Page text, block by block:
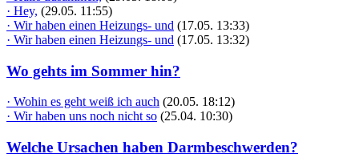
· Hey, (29.05. 11:55)
· Wir haben einen Heizungs- und (17.05. 13:33)
· Wir haben einen Heizungs- und (17.05. 13:32)
Wo gehts im Sommer hin?
· Wohin es geht weiß ich auch (20.05. 18:12)
· Wir haben uns noch nicht so (25.04. 10:30)
Welche Ursachen haben Darmbeschwerden?